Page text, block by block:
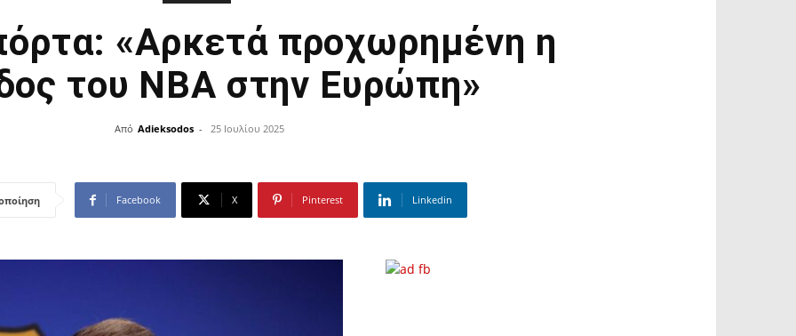
«Αρκετά προχωρημένη η
του NBA στην Ευρώπη»
Από Adieksodos - 25 Ιουλίου 2025
Facebook X Pinterest Linkedin